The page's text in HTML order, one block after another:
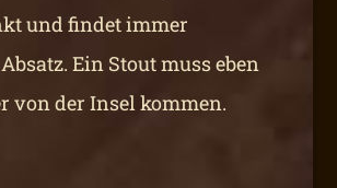
und findet immer
Ein Stout muss eben
von der Insel kommen.